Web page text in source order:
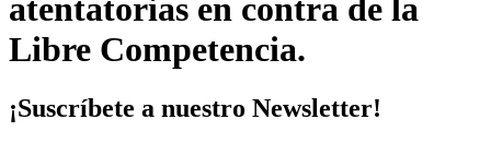
atentatorias en contra de la
Libre Competencia.
¡Suscríbete a nuestro Newsletter!